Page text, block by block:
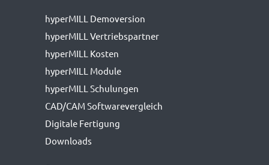
hyperMILL Demoversion
hyperMILL Vertriebspartner
hyperMILL Kosten
hyperMILL Module
hyperMILL Schulungen
CAD/CAM Softwarevergleich
Digitale Fertigung
Downloads